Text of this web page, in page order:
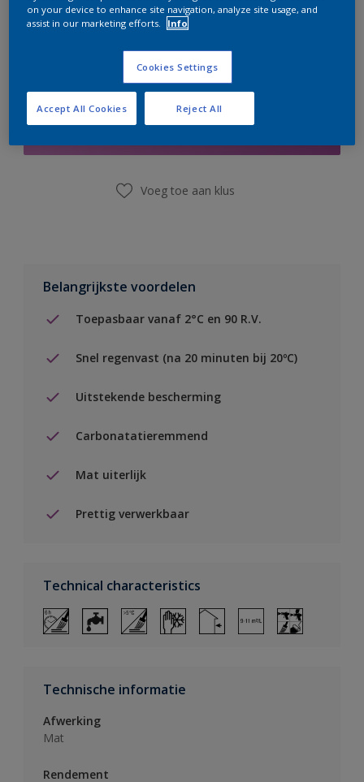
Boodschappenlijst
Voeg toe aan klus
Belangrijkste voordelen
Toepasbaar vanaf 2°C en 90 R.V.
Snel regenvast (na 20 minuten bij 20ºC)
Uitstekende bescherming
Carbonatatieremmend
Mat uiterlijk
Prettig verwerkbaar
Technical characteristics
Technische informatie
Afwerking
Mat
Rendement
on your device to enhance site navigation, analyze site usage, and
assist in our marketing efforts.
Info
Cookies Settings
Reject All
Accept All Cookies